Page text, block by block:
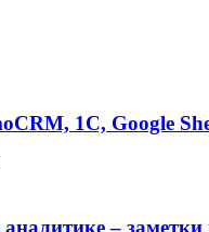
1C, Google
– заметки